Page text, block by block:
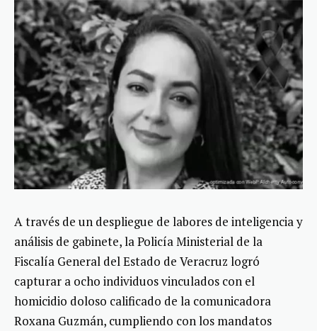
A través de un despliegue de labores de inteligencia y
análisis de gabinete, la Policía Ministerial de la
Fiscalía General del Estado de Veracruz logró
capturar a ocho individuos vinculados con el
homicidio doloso calificado de la comunicadora
Roxana Guzmán, cumpliendo con los mandatos